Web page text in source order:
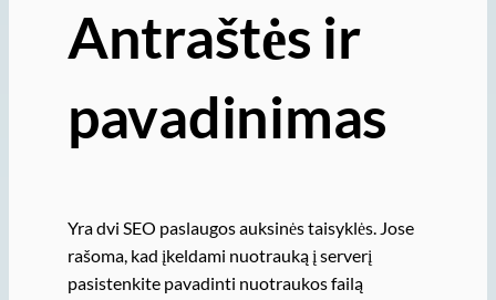
Antraštės ir
pavadinimas
Yra dvi SEO paslaugos auksinės taisyklės. Jose
rašoma, kad įkeldami nuotrauką į serverį
pasistenkite pavadinti nuotraukos failą